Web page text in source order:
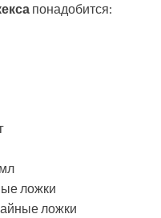
понадобится:
ложки
ложки